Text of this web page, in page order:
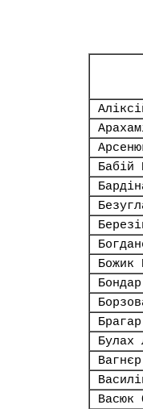
Бабій
Божик
Булах
Васюк